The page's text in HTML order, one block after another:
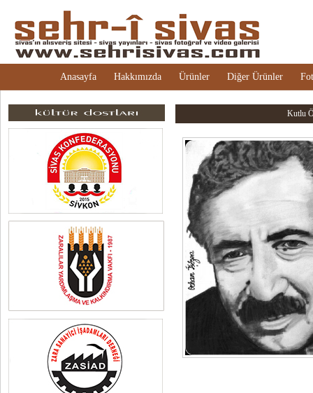
Anasayfa Hakkımızda Ürünler Diğer Ürünler
Kutlu